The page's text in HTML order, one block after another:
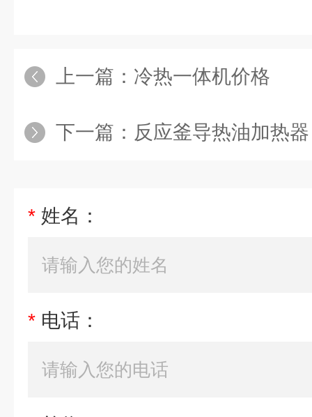
上一篇： 冷热一体机价格
下一篇： 反应釜导热油加热器，反应
* 姓名：
* 电话：